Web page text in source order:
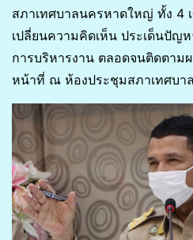
สภาเทศบาลนครหาดใหญ่ ทั้ง 4
เปลี่ยนความคิดเห็น ประเด็นปัญ
การบริหารงาน ตลอดจนติดตาม
หน้าที่ ณ ห้องประชุมสภาเทศบา